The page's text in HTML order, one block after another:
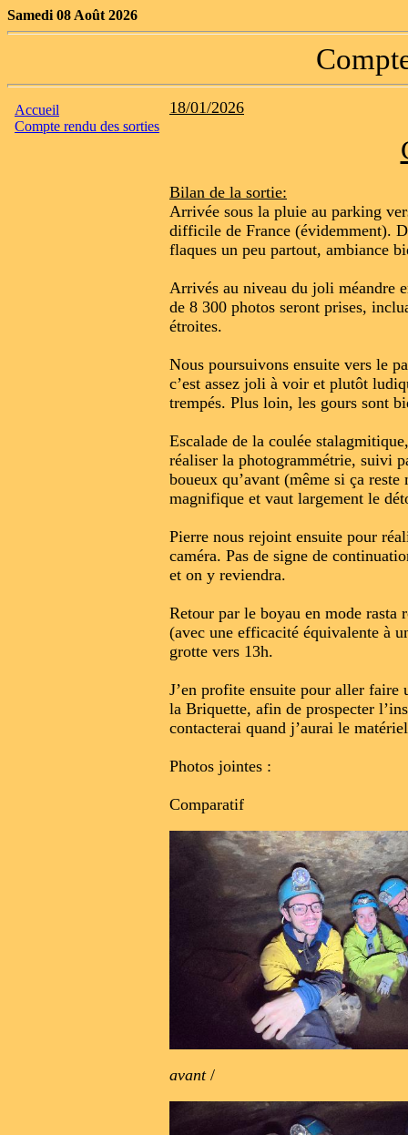
Samedi 08 Août 2026
Accueil
Compte rendu des sorties
18/01/2026
Bilan de la sortie:
Arrivée sous la pluie au parking
difficile de France (évidemment).
flaques un peu partout, ambiance
Arrivés au niveau du joli méandre
de 8 300 photos seront prises,
étroites.
Nous poursuivons ensuite vers le
c’est assez joli à voir et plutôt
trempés. Plus loin, les gours sont
Escalade de la coulée
réaliser la photogrammétrie, suivi
boueux qu’avant (même si ça
magnifique et vaut largement le
Pierre nous rejoint ensuite pour
caméra. Pas de signe de
et on y reviendra.
Retour par le boyau en mode rasta
(avec une efficacité équivalente à
grotte vers 13h.
J’en profite ensuite pour aller faire
la Briquette, afin de prospecter
contacterai quand j’aurai le
Photos jointes :
Comparatif
avant/